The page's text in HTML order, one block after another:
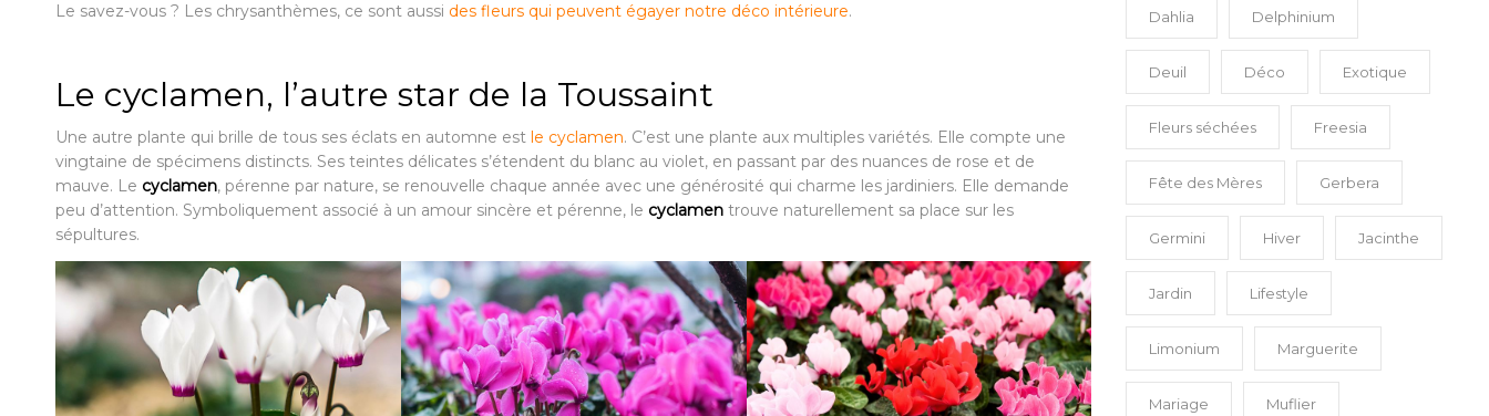
Le savez-vous ? Les chrysanthèmes, ce sont aussi des fleurs qui peuvent égayer notre déco intérieure.
Le cyclamen, l’autre star de la Toussaint
Une autre plante qui brille de tous ses éclats en automne est le cyclamen. C’est une plante aux multiples variétés. Elle compte une
vingtaine de spécimens distincts. Ses teintes délicates s’étendent du blanc au violet, en passant par des nuances de rose et de
mauve. Le cyclamen, pérenne par nature, se renouvelle chaque année avec une générosité qui charme les jardiniers. Elle demande
peu d’attention. Symboliquement associé à un amour sincère et pérenne, le cyclamen trouve naturellement sa place sur les
sépultures.
Dahlia Delphinium
Deuil Déco Exotique
Fleurs séchées Freesia
Fête des Mères Gerbera
Germini Hiver Jacinthe
Jardin Lifestyle
Limonium Marguerite
Mariage Muflier